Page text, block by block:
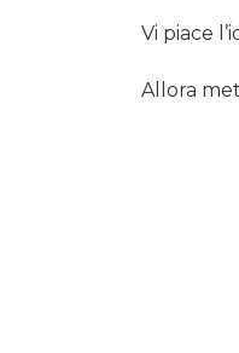
Vi piace
Allora